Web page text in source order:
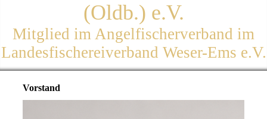
(Oldb.) e.V.
Mitglied im Angelfischerverband im
Landesfischereiverband Weser-Ems e.V.
Vorstand